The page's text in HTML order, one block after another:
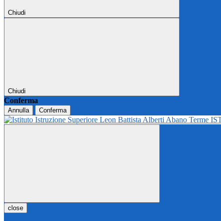
Chiudi
Chiudi
Conferma
Annulla Conferma
close